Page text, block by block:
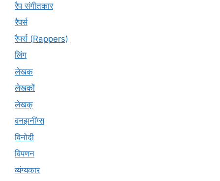
रैप संगीतकार
रैपर्स
रैपर्स (Rappers)
लिंग
लेखक
लेखकों
लेखक्
वनझनींग्स
विनोदी
विपणन
व्यंग्यकार